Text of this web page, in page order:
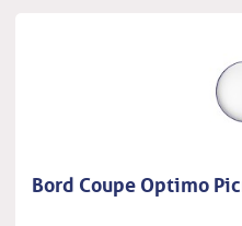
Bord Coupe Optimo